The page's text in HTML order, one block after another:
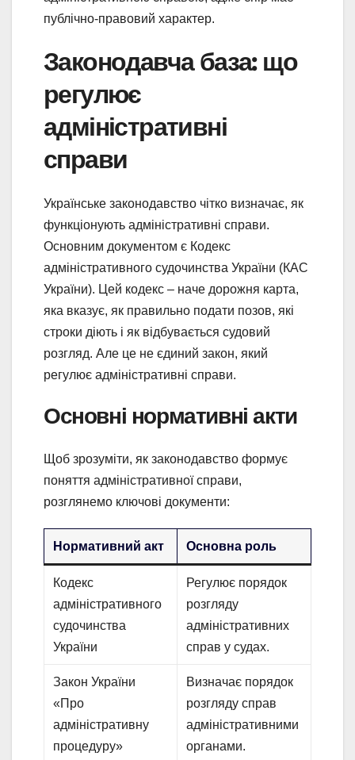
публічно-правовий характер.
Законодавча база: що
регулює
адміністративні
справи
Українське законодавство чітко визначає, як
функціонують адміністративні справи.
Основним документом є Кодекс
адміністративного судочинства України (КАС
України). Цей кодекс – наче дорожня карта,
яка вказує, як правильно подати позов, які
строки діють і як відбувається судовий
розгляд. Але це не єдиний закон, який
регулює адміністративні справи.
Основні нормативні акти
Щоб зрозуміти, як законодавство формує
поняття адміністративної справи,
розглянемо ключові документи:
Нормативний акт Основна роль
Кодекс
адміністративного
судочинства
України
Регулює порядок
розгляду
адміністративних
справ у судах.
Закон України
«Про
адміністративну
процедуру»
Визначає порядок
розгляду справ
адміністративними
органами.